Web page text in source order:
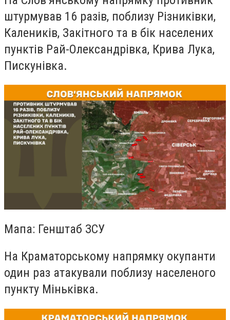
штурмував 16 разів, поблизу Різниківки,
Калеників, Закітного та в бік населених
пунктів Рай-Олександрівка, Крива Лука,
Пискунівка.
Мапа: Генштаб ЗСУ
На Краматорському напрямку окупанти
один раз атакували поблизу населеного
пункту Міньківка.